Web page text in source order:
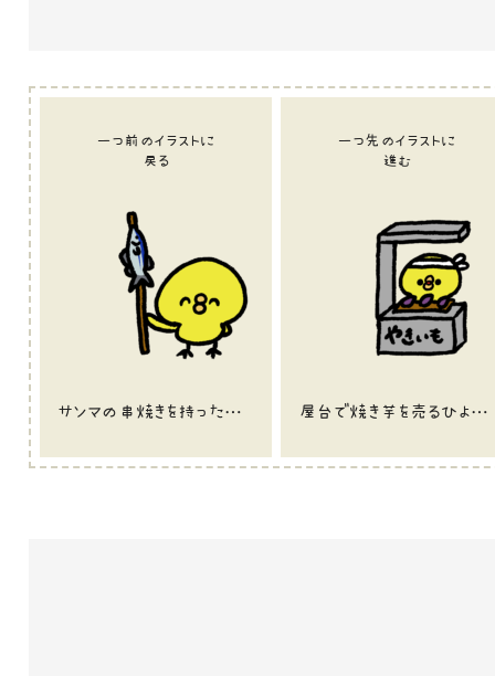
一つ前のイラストに
戻る
サンマの串焼きを持ったひよこのイラスト
一つ先のイラストに
進む
屋台で焼き芋を売るひよこのイラスト